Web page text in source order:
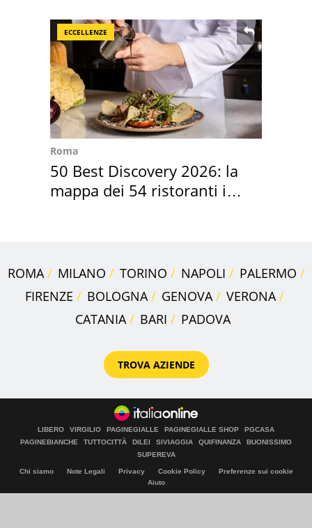
ECCELLENZE
Roma
50 Best Discovery 2026: la
mappa dei 54 ristoranti in
ROMA MILANO TORINO NAPOLI
PALERMO
FIRENZE
BOLOGNA GENOVA
VERONA
CATANIA
BARI PADOVA
TROVA AZIENDE
LIBERO VIRGILIO PAGINEGIALLE PAGINEGIALLE SHOP
PGCASA
PAGINEBIANCHE
TUTTOCITTÀ DILEI SIVIAGGIA QUIFINANZA
BUONISSIMO
SUPEREVA
Chi siamo Note Legali Privacy Cookie Policy
Preferenze sui cookie
Aiuto